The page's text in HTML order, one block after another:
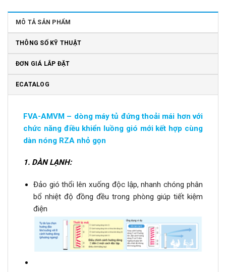
MÔ TẢ SẢN PHẨM
THÔNG SỐ KỸ THUẬT
ĐƠN GIÁ LẮP ĐẶT
ECATALOG
FVA-AMVM – dòng máy tủ đứng thoải mái hơn với
chức năng điều khiển luồng gió mới kết hợp cùng
dàn nóng RZA nhỏ gọn
1. DÀN LẠNH:
Đảo gió thổi lên xuống độc lập, nhanh chóng phân
bổ nhiệt độ đồng đều trong phòng giúp tiết kiệm
điện